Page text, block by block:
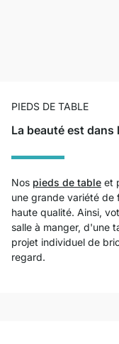
PIEDS DE TABLE
La beauté est dans
Nos pieds de table et
une grande variété de
haute qualité. Ainsi,
salle à manger, d'une
projet individuel de
regard.